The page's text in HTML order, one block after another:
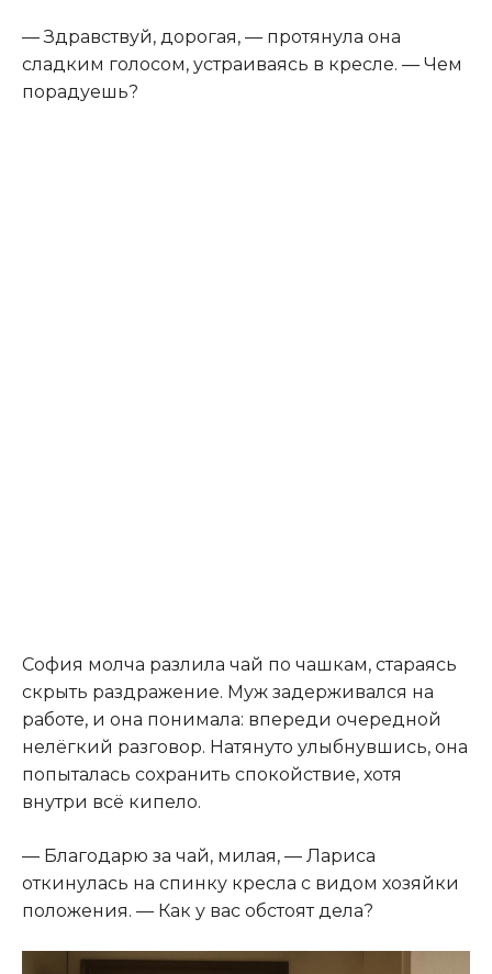
— Здравствуй, дорогая, — протянула она
сладким голосом, устраиваясь в кресле. — Чем
порадуешь?
София молча разлила чай по чашкам, стараясь
скрыть раздражение. Муж задерживался на
работе, и она понимала: впереди очередной
нелёгкий разговор. Натянуто улыбнувшись, она
попыталась сохранить спокойствие, хотя
внутри всё кипело.
— Благодарю за чай, милая, — Лариса
откинулась на спинку кресла с видом хозяйки
положения. — Как у вас обстоят дела?